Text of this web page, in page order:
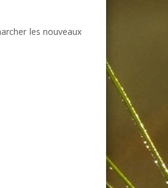
les nouveaux